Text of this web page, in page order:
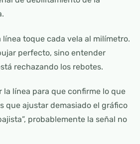
línea toque cada vela al milímetro.
perfecto, sino entender
rechazando los rebotes.
la línea para que confirme lo que
que ajustar demasiado el gráfico
probablemente la señal no